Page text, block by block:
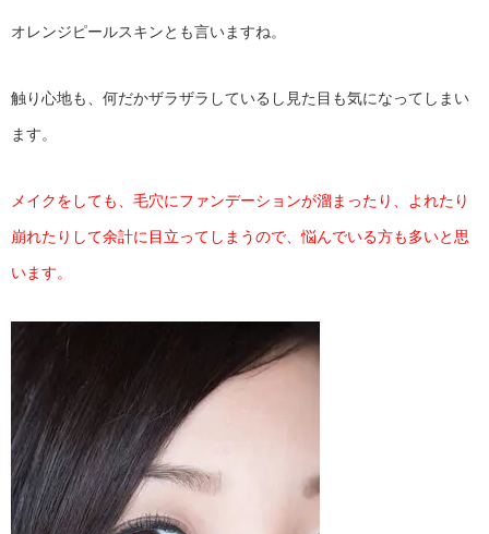
オレンジピールスキンとも言いますね。
触り心地も、何だかザラザラしているし見た目も気になってしまい
ます。
メイクをしても、毛穴にファンデーションが溜まったり、よれたり
崩れたりして余計に目立ってしまうので、悩んでいる方も多いと思
います。